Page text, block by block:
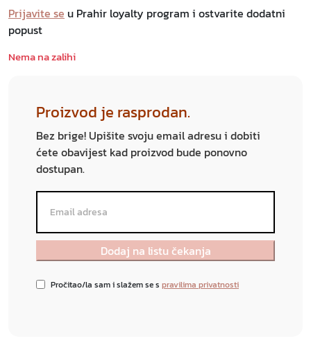
Prijavite se u Prahir loyalty program i ostvarite dodatni
popust
Nema na zalihi
Proizvod je rasprodan.
Bez brige! Upišite svoju email adresu i dobiti
ćete obavijest kad proizvod bude ponovno
dostupan.
Pročitao/la sam i slažem se s pravilima privatnosti